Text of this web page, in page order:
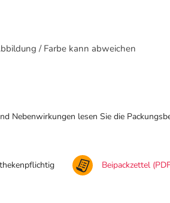
/ Farbe kann abweichen
Nebenwirkungen lesen Sie die
Beipackzettel